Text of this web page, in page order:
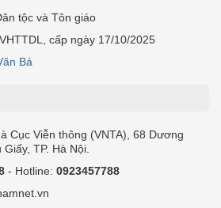
tộc và Tôn giáo
cấp ngày 17/10/2025
Bá
Cục Viễn thông (VNTA), 68 Dương
TP. Hà Nội.
- Hotline: 0923457788